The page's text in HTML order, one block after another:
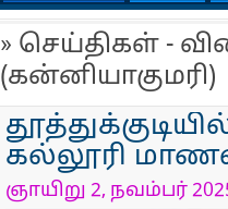
» செய்திகள் -
(கன்னியாகுமரி)
கல்லூரி
ஞாயிறு 2, நவம்பர் 2025